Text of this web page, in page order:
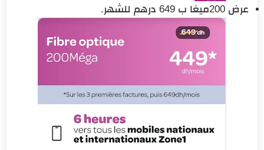
عرض 200ميغا ب 649 درهم للشهر.